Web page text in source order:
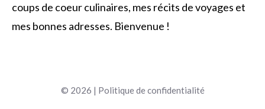
coups de coeur culinaires, mes récits de voyages et
mes bonnes adresses. Bienvenue !
© 2026 | Politique de confidentialité